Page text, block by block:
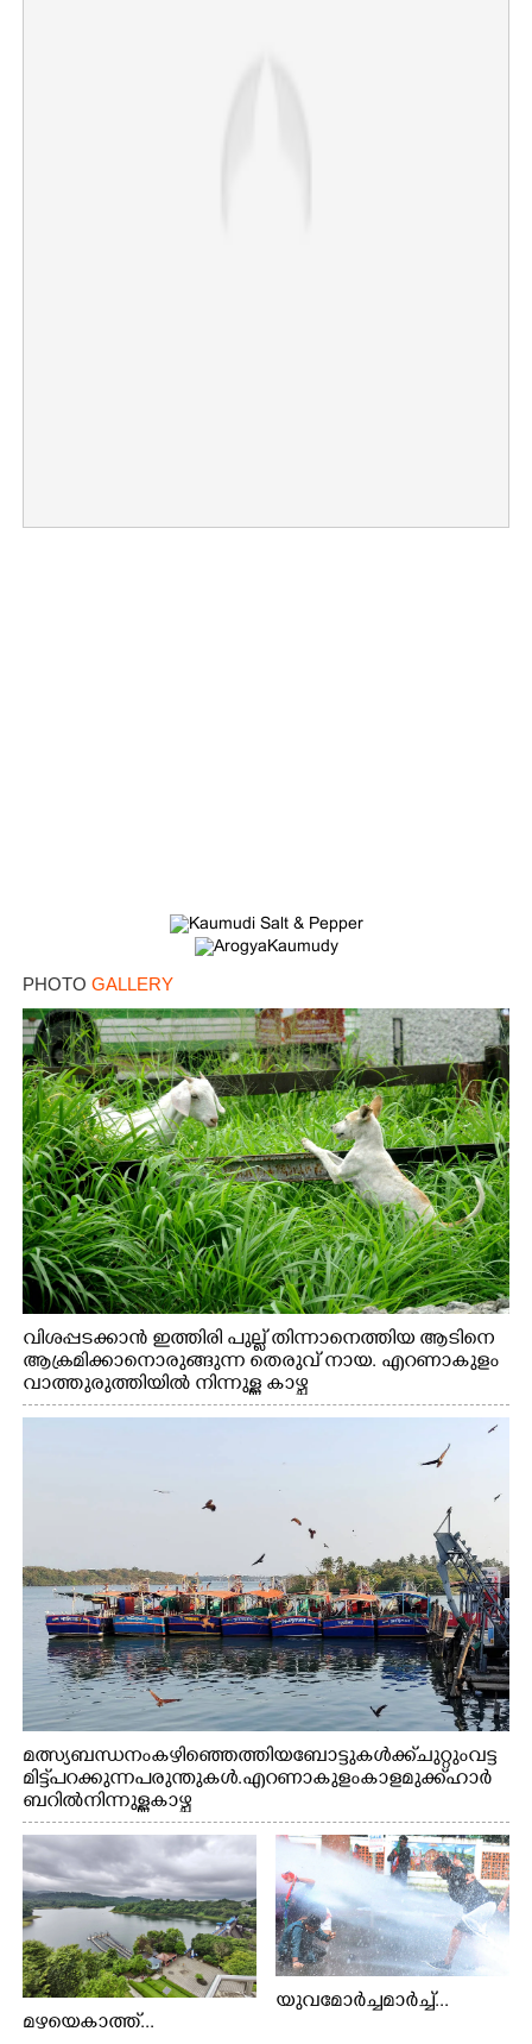
PHOTO GALLERY
വിശപ്പടക്കാൻ ഇത്തിരി പുല്ല് തിന്നാനെത്തിയ ആടിനെ
ആക്രമിക്കാനൊരുങ്ങുന്ന തെരുവ് നായ. എറണാകുളം
വാത്തുരുത്തിയിൽ നിന്നുള്ള കാഴ്ച
മത്സ്യബന്ധനം കഴിഞ്ഞെത്തിയ ബോട്ടുകൾക്ക് ചുറ്റും വട്ട
മിട്ട് പറക്കുന്ന പരുന്തുകൾ. എറണാകുളം കാളമുക്ക് ഹാർ
ബറിൽ നിന്നുള്ള കാഴ്ച
മഴയെകാത്ത്...
യുവമോർച്ചമാർച്ച്...